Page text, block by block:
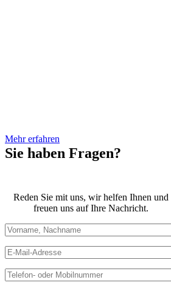
Mehr erfahren
Sie haben Fragen?
Reden Sie mit uns, wir helfen Ihnen und
freuen uns auf Ihre Nachricht.